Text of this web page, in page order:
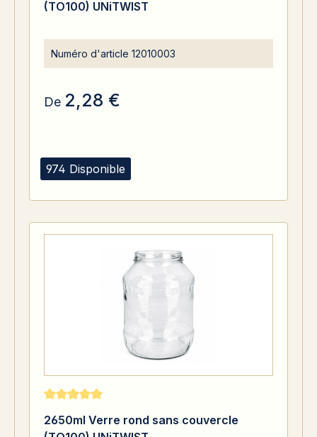
974 Disponible
(TO100) UNiTWIST
Numéro d'article 12010003
De 2,28 €
2650ml Verre rond sans couvercle